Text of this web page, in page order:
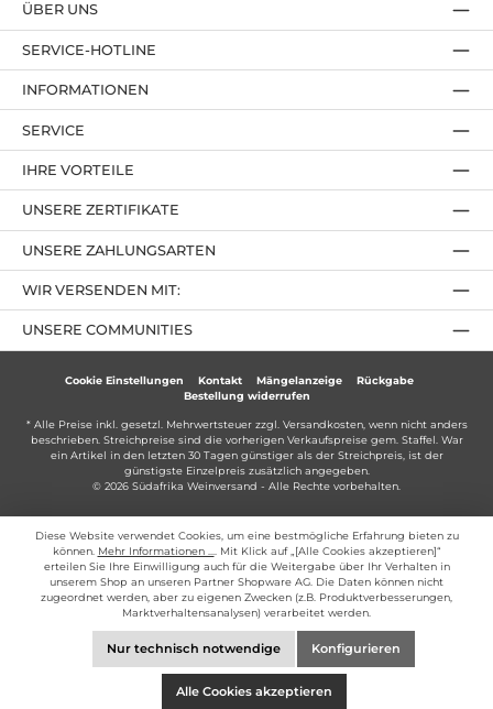
SERVICE-HOTLINE
IHRE VORTEILE
UNSERE ZAHLUNGSARTEN
ÜBER UNS
UNSERE ZERTIFIKATE
INFORMATIONEN
SERVICE
UNSERE COMMUNITIES
WIR VERSENDEN MIT:
Cookie Einstellungen Kontakt Mängelanzeige
Rückgabe
Bestellung widerrufen
* Alle Preise inkl. gesetzl. Mehrwertsteuer zzgl. Versandkosten, wenn nicht anders
beschrieben. Streichpreise sind die vorherigen Verkaufspreise gem. Staffel. War
ein Artikel in den letzten 30 Tagen günstiger als der Streichpreis, ist der
günstigste Einzelpreis zusätzlich angegeben.
© 2026 Südafrika Weinversand - Alle Rechte vorbehalten.
Diese Website verwendet Cookies, um eine bestmögliche Erfahrung bieten zu
können. Mehr Informationen ...
. Mit Klick auf „[Alle Cookies akzeptieren]“
erteilen Sie Ihre Einwilligung auch für die Weitergabe über Ihr Verhalten in
unserem Shop an unseren Partner Shopware AG. Die Daten können nicht
zugeordnet werden, aber zu eigenen Zwecken (z.B. Produktverbesserungen,
Marktverhaltensanalysen) verarbeitet werden.
Nur technisch notwendige Konfigurieren
Alle Cookies akzeptieren